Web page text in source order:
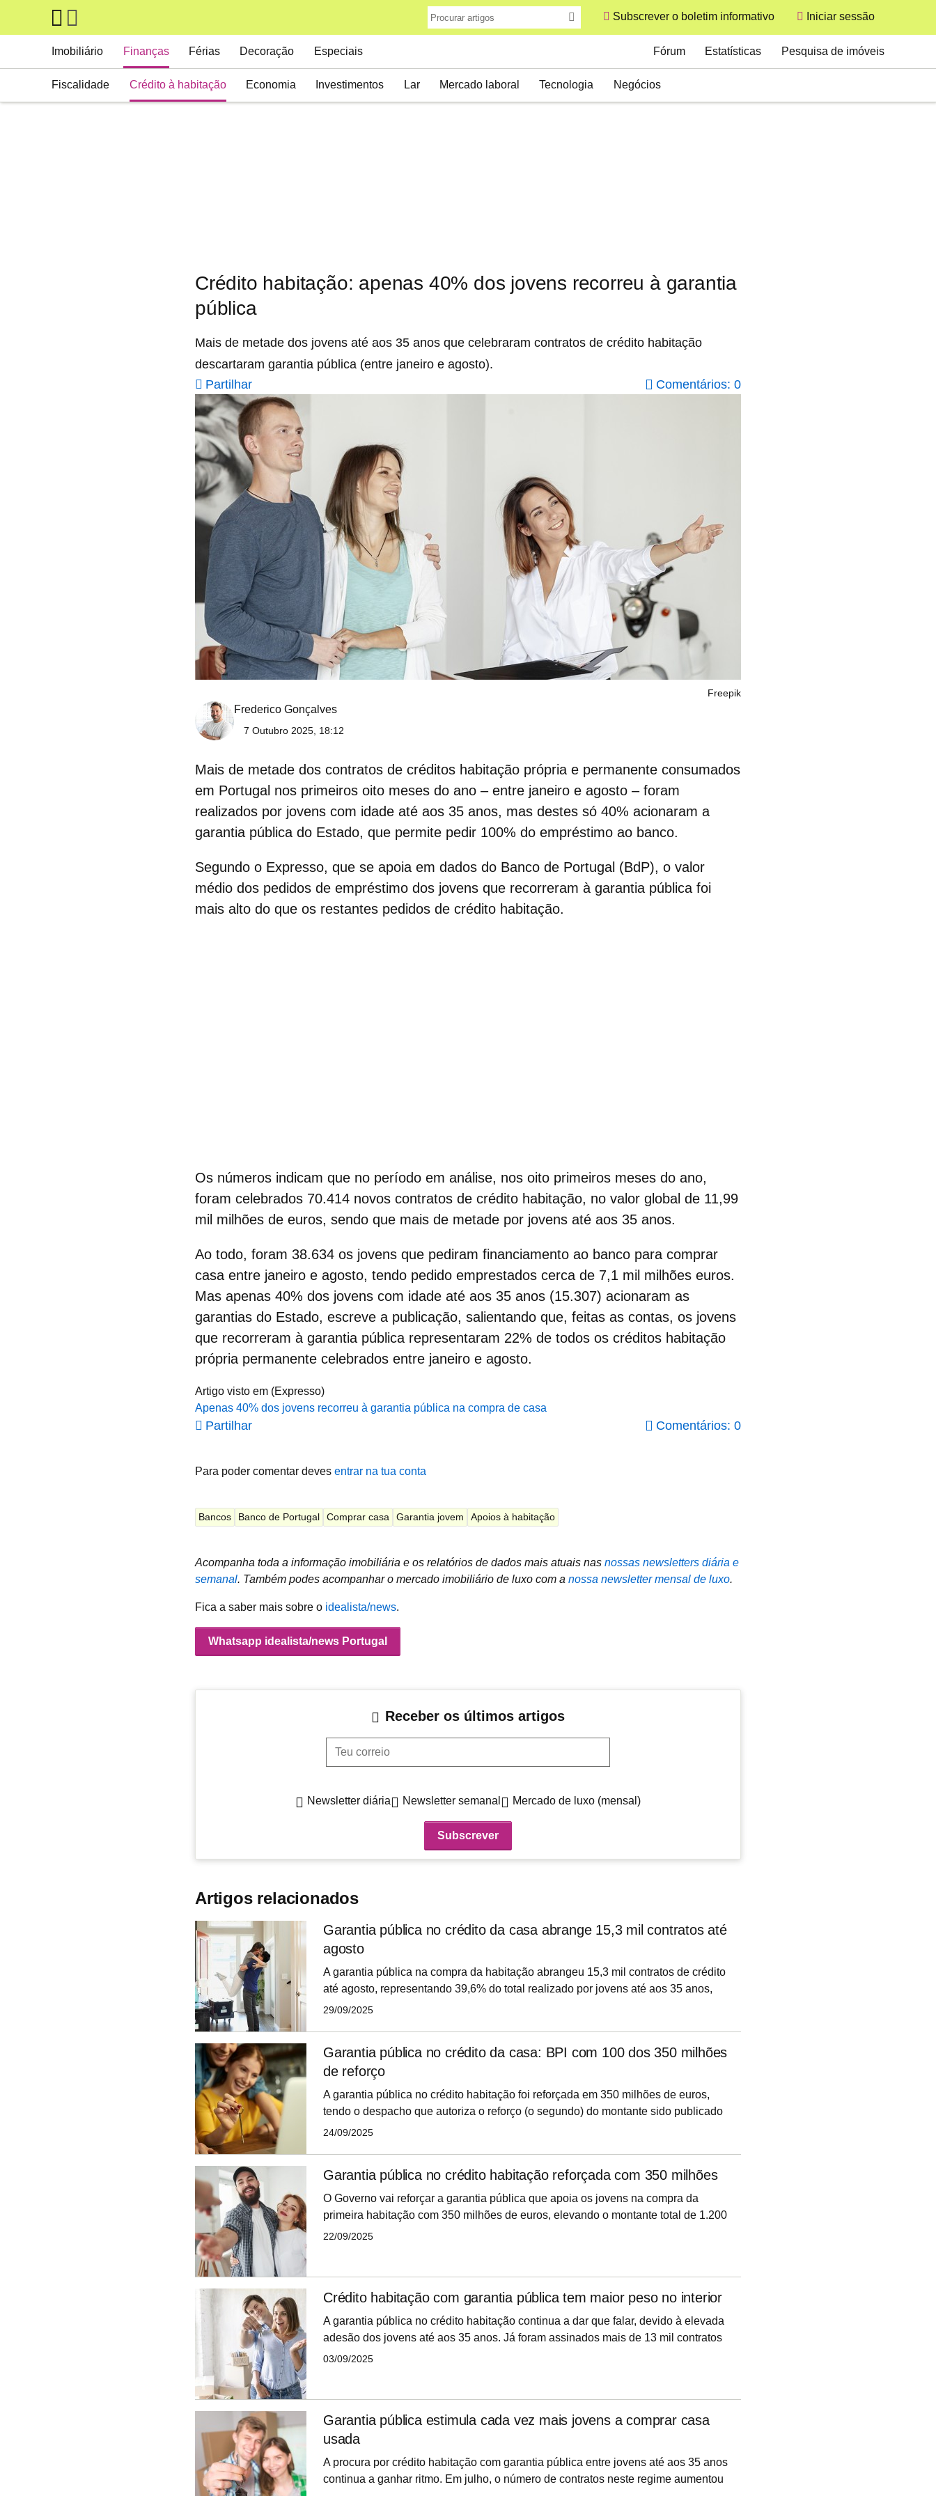
Skip to main content
Subscrever o boletim informativo
User
Iniciar sessão
Main navigation
Imobiliário Finanças
Fiscalidade Crédito à habitação Economia Investimentos Lar Mercado laboral Tecnologia Negócios
Férias Decoração Especiais
Secondary
Fórum Estatísticas Pesquisa de imóveis
Crédito habitação: apenas 40% dos jovens recorreu à garantia
pública
Mais de metade dos jovens até aos 35 anos que celebraram contratos de crédito habitação
descartaram garantia pública (entre janeiro e agosto).
Partilhar
Comentários: 0
Freepik
Frederico Gonçalves
7 Outubro 2025, 18:12
Mais de metade dos contratos de créditos habitação própria e permanente consumados
em Portugal nos primeiros oito meses do ano – entre janeiro e agosto – foram
realizados por jovens com idade até aos 35 anos, mas destes só 40% acionaram a
garantia pública do Estado, que permite pedir 100% do empréstimo ao banco.
Segundo o Expresso, que se apoia em dados do Banco de Portugal (BdP), o valor
médio dos pedidos de empréstimo dos jovens que recorreram à garantia pública foi
mais alto do que os restantes pedidos de crédito habitação.
Os números indicam que no período em análise, nos oito primeiros meses do ano,
foram celebrados 70.414 novos contratos de crédito habitação, no valor global de 11,99
mil milhões de euros, sendo que mais de metade por jovens até aos 35 anos.
Ao todo, foram 38.634 os jovens que pediram financiamento ao banco para comprar
casa entre janeiro e agosto, tendo pedido emprestados cerca de 7,1 mil milhões euros.
Mas apenas 40% dos jovens com idade até aos 35 anos (15.307) acionaram as
garantias do Estado, escreve a publicação, salientando que, feitas as contas, os jovens
que recorreram à garantia pública representaram 22% de todos os créditos habitação
própria permanente celebrados entre janeiro e agosto.
Artigo visto em (Expresso)
Apenas 40% dos jovens recorreu à garantia pública na compra de casa
Partilhar Comentários: 0
Para poder comentar deves entrar na tua conta
Bancos Banco de Portugal Comprar casa Garantia jovem Apoios à habitação
Acompanha toda a informação imobiliária e os relatórios de dados mais atuais nas nossas newsletters diária e
semanal. Também podes acompanhar o mercado imobiliário de luxo com a nossa newsletter mensal de luxo.
Fica a saber mais sobre o idealista/news.
Whatsapp idealista/news Portugal
Receber os últimos artigos
Teu correio
Newsletter diária Newsletter semanal Mercado de luxo (mensal)
Artigos relacionados
Garantia pública no crédito da casa abrange 15,3 mil contratos até
agosto
A garantia pública na compra da habitação abrangeu 15,3 mil contratos de crédito
até agosto, representando 39,6% do total realizado por jovens até aos 35 anos,
segundo dados divulgados esta segunda-feira (29 de setembro de 2025) pelo
29/09/2025
Garantia pública no crédito da casa: BPI com 100 dos 350 milhões
de reforço
A garantia pública no crédito habitação foi reforçada em 350 milhões de euros,
tendo o despacho que autoriza o reforço (o segundo) do montante sido publicado
esta quarta-feira (24 de setembro de 2025) em Diário da República (DR). Sabe-se,
Crédito Agrícola Mútuo de Mafra (1,8 milhões de euros, passando a um total de 2,4
milhões)
24/09/2025
Garantia pública no crédito habitação reforçada com 350 milhões
O Governo vai reforçar a garantia pública que apoia os jovens na compra da
primeira habitação com 350 milhões de euros, elevando o montante total de 1.200
para 1.550 milhões de euros. A medida surge após forte adesão desde o arranque
22/09/2025
Crédito habitação com garantia pública tem maior peso no interior
A garantia pública no crédito habitação continua a dar que falar, devido à elevada
adesão dos jovens até aos 35 anos. Já foram assinados mais de 13 mil contratos
de empréstimo para compra da primeira casa ao abrigo da garantia do Estado,
03/09/2025
Garantia pública estimula cada vez mais jovens a comprar casa
usada
A procura por crédito habitação com garantia pública entre jovens até aos 35 anos
continua a ganhar ritmo. Em julho, o número de contratos neste regime aumentou